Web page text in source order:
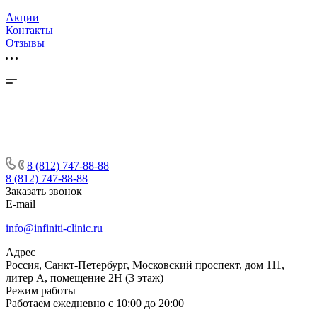
Акции
Контакты
Отзывы
8 (812) 747-88-88
8 (812) 747-88-88
Заказать звонок
E-mail
info@infiniti-clinic.ru
Адрес
Россия, Санкт-Петербург, Московский проспект, дом 111,
литер А, помещение 2Н (3 этаж)
Режим работы
Работаем ежедневно с 10:00 до 20:00